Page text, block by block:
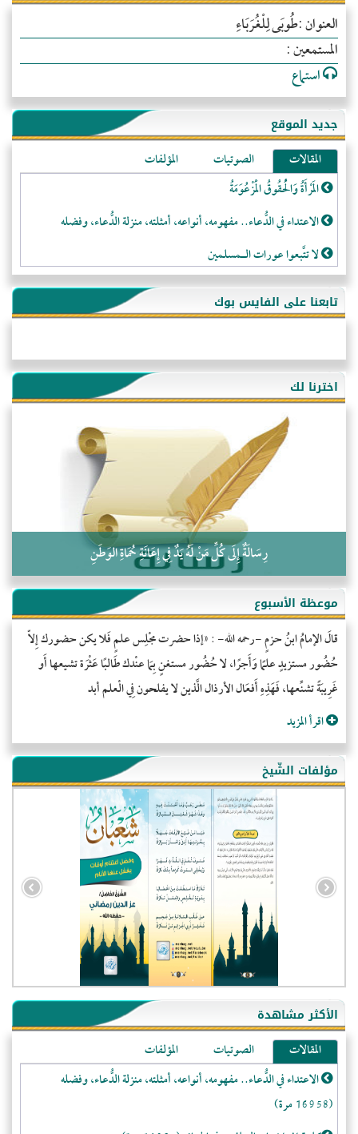
العنوان :طُوبَى لِلْغُرَبَاءِ
المستمعين :
استماع
جديد الموقع
المقالات الصوتيات
المؤلفات
المَرْأَةُ وَالْحُقُوقُ الْمَزْعُوَمَةُ
الاعتداء في الدُّعاء.. مفهومه، أنواعه، أمثلته، منزلة الدُّعاء، وفضله
لا تتَّبعوا عورات الـمسلمين
فقه النَّصيحة عند الصَّحابة الكرام رضي الله عنهم
لَا عِزَّةَ إِلَّا بِالإِسْلَامِ
هذه سبيلنا فماذا تنقمون؟!
أُسُـسُ بَـيْـتِ الـمُسْـلِمِ
التَّعْلِيمُ القُرْآنِي
كلمة إلى إخواني السلفيين في الجزائر
تابعنا على الفايس بوك
اخترنا لك
رِسَالَةٌ إِلَى كُلِّ مَنْ لَهُ يَدٌ فِي إِعَانَةِ حُمَاةِ الوَطَنِ
موعظة الأسبوع
قالَ الإمامُ ابنُ حزمٍ -رحمه الله- : «إذا حضرت مجْلِس علمٍ فَلا يكن حضورك إِلاّ
حُضُور مستزيدٍ علمًا وَأَجرًا، لا حُضُور مستغنٍ بِمَا عنْدك طَالبًا عَثْرَة تشيعها أَو
غَرِيبَةً تشنِّعها، فَهَذِهِ أَفعَال الأرذال الَّذين لا يفلحون فِي الْعلم أبد
اقرأ المزيد
مؤلفات الشّيخ
الأكثر مشاهدة
المقالات الصوتيات
المؤلفات
الاعتداء في الدُّعاء.. مفهومه، أنواعه، أمثلته، منزلة الدُّعاء، وفضله
(16958 مرة)
- الولايات المتحدة (72237)
- فيتنام (21490)
-غير معروف (21102)
- الصين (10599)
- كندا (10250)
- فرنسا (9104)